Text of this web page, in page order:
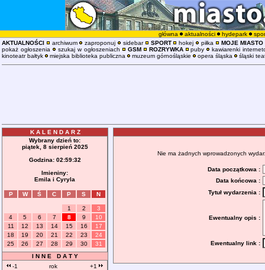
główna aktualności hydepark
AKTUALNOŚCI
archiwum zaproponuj sidebar SPORT hokej piłka
MOJE MIASTO
pokaż ogłoszenia
szukaj w ogłoszeniach GSM ROZRYWKA puby
kawiarenki
kinoteatr bałtyk
miejska biblioteka publiczna muzeum górnośląskie opera śląska śląski
K A L E N D A R Z
Wybrany dzień to:
piątek, 8 sierpień 2025
Godzina: 02:59:32
Imieniny:
Emila i Cyryla
P W Ś C P S N
1 2
3
4
5 6 7 8 9
10
11
12 13 14 15 16
17
18
19 20 21 22 23
24
25
26 27 28 29 30
31
I N N E D A T Y
-1
rok
+1
Nie ma żadnych wprowadzonych
Data początkowa :
Data końcowa :
Tytuł wydarzenia :
Ewentualny opis :
Ewentualny link :